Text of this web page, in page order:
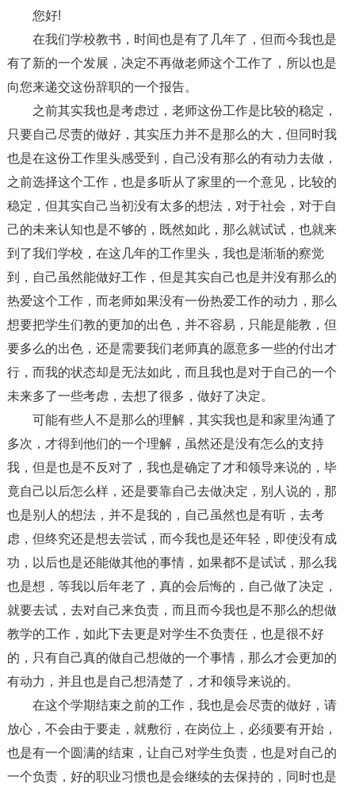
您好!
在我们学校教书，时间也是有了几年了，但而今我也是
有了新的一个发展，决定不再做老师这个工作了，所以也是
向您来递交这份辞职的一个报告。
之前其实我也是考虑过，老师这份工作是比较的稳定，
只要自己尽责的做好，其实压力并不是那么的大，但同时我
也是在这份工作里头感受到，自己没有那么的有动力去做，
之前选择这个工作，也是多听从了家里的一个意见，比较的
稳定，但其实自己当初没有太多的想法，对于社会，对于自
己的未来认知也是不够的，既然如此，那么就试试，也就来
到了我们学校，在这几年的工作里头，我也是渐渐的察觉
到，自己虽然能做好工作，但是其实自己也是并没有那么的
热爱这个工作，而老师如果没有一份热爱工作的动力，那么
想要把学生们教的更加的出色，并不容易，只能是能教，但
要多么的出色，还是需要我们老师真的愿意多一些的付出才
行，而我的状态却是无法如此，而且我也是对于自己的一个
未来多了一些考虑，去想了很多，做好了决定。
可能有些人不是那么的理解，其实我也是和家里沟通了
多次，才得到他们的一个理解，虽然还是没有怎么的支持
我，但是也是不反对了，我也是确定了才和领导来说的，毕
竟自己以后怎么样，还是要靠自己去做决定，别人说的，那
也是别人的想法，并不是我的，自己虽然也是有听，去考
虑，但终究还是想去尝试，而今我也是还年轻，即使没有成
功，以后也是还能做其他的事情，如果都不是试试，那么我
也是想，等我以后年老了，真的会后悔的，自己做了决定，
就要去试，去对自己来负责，而且而今我也是不那么的想做
教学的工作，如此下去更是对学生不负责任，也是很不好
的，只有自己真的做自己想做的一个事情，那么才会更加的
有动力，并且也是自己想清楚了，才和领导来说的。
在这个学期结束之前的工作，我也是会尽责的做好，请
放心，不会由于要走，就敷衍，在岗位上，必须要有开始，
也是有一个圆满的结束，让自己对学生负责，也是对自己的
一个负责，好的职业习惯也是会继续的去保持的，同时也是